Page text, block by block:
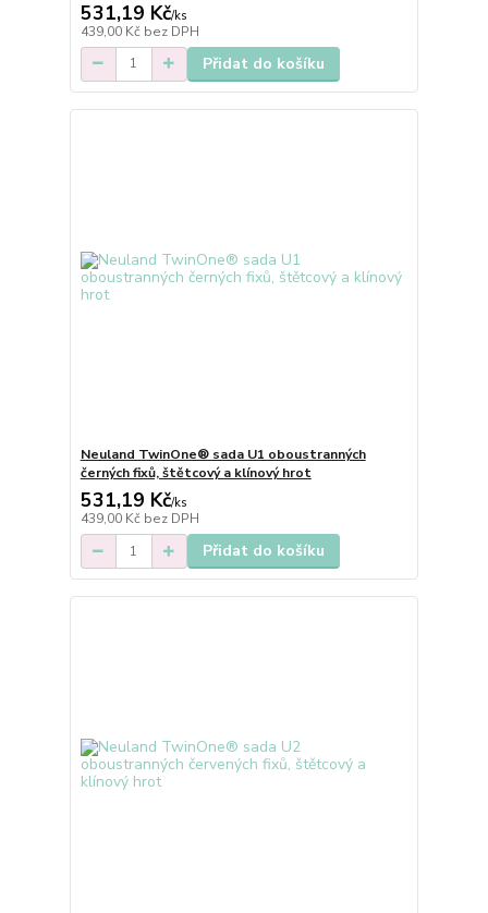
531,19 Kč/ks
439,00 Kč bez DPH
Přidat do košíku
Neuland TwinOne® sada U1 oboustranných
černých fixů, štětcový a klínový hrot
531,19 Kč/ks
439,00 Kč bez DPH
Přidat do košíku